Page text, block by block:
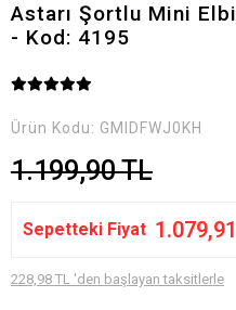
Astarı Şortlu Mini
- Kod: 4195
Ürün Kodu: GMIDFWJ0KH
1.199,90 TL
Sepetteki Fiyat
228,98 TL 'den başlayan taksitlerle